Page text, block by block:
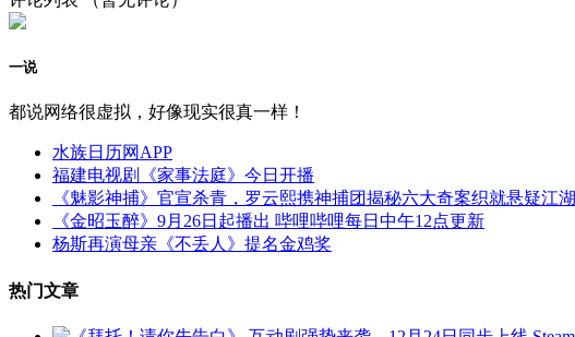
一说
都说网络很虚拟，好像现实很真一样！
水族日历网APP
福建电视剧《家事法庭》今日开播
《魅影神捕》官宣杀青，罗云熙携神捕团揭秘六大奇案织就悬疑江湖
《金昭玉醉》9月26日起播出 哔哩哔哩每日中午12点更新
杨斯再演母亲《不丢人》提名金鸡奖
热门文章